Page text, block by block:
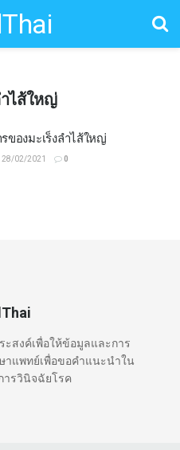
ำไส้ใหญ่
ของมะเร็งลำไส้ใหญ่
28/02/2021 0
ะสงค์เพื่อให้ข้อมูลและการ
าแพทย์เพื่อขอคำแนะนำใน
ารวินิจฉัยโรค